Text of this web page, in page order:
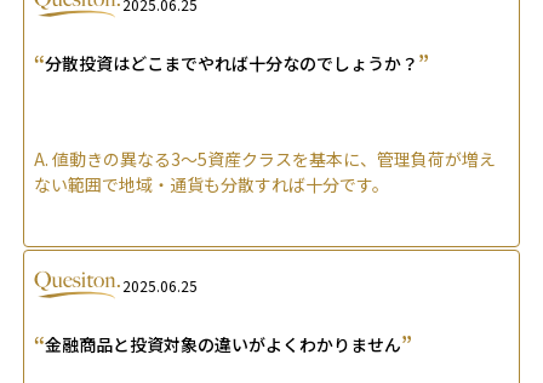
“分散投資はどこまでやれば十分なのでしょうか？ ”
A. 値動きの異なる3〜5資産クラスを基本に、管理負荷が増え
ない範囲で地域・通貨も分散すれば十分です。
2025.06.25
“金融商品と投資対象の違いがよくわかりません”